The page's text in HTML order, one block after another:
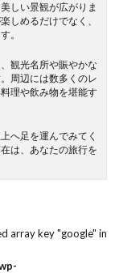
しい景観が広がりま
しめるだけでなく、
。
観光名所や賑やかな
周辺には数多くのレ
理や飲み物を堪能す
へ足を運んでみてく
は、あなたの旅行を
array key "google" in